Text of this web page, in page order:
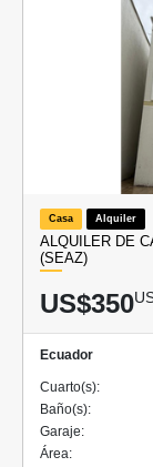
Casa Alquiler
ALQUILER DE
(SEAZ)
US$350
Ecuador
Cuarto(s):
Baño(s):
Garaje:
Área: